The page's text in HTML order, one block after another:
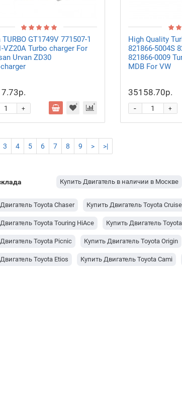
GT1749V 771507-1
VZ20A Turbo charger For
Urvan ZD30
+
High Quality
821866-5004S
821866-0009
MDB For VW
35158.70р.
+
-
3 4 5 6 7 8 9 > >|
Купить Двигатель в наличии в Москве
Toyota Chaser Купить Двигатель Toyota
Toyota Touring HiAce Купить Двигатель
Toyota Picnic Купить Двигатель Toyota Origin
Toyota Etios Купить Двигатель Toyota Cami